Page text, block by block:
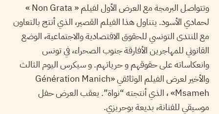
وتتواصل البرمجة مع العرض الأول لفيلم « Non Grata »
لحمادي الأسود. يتناول هذا الفيلم القصير، الذي أنتج بالتعاون
مع المنتدى التونسي للحقوق الاقتصادية والاجتماعية، الوضع
القانوني للمهاجرين الأفارقة جنوب الصحراء، في تونس
وانعكاساته على حقوقهم و حرياتهم. و سيكرس اليوم الثالث
والأخير لعرض الفيلم الوثائقي «Génération Manich
Msameh» ، الذي أنتجته “نواة”. يعقب العرض حفل
موسيقي للفنانة، بديعة بوحريزي.